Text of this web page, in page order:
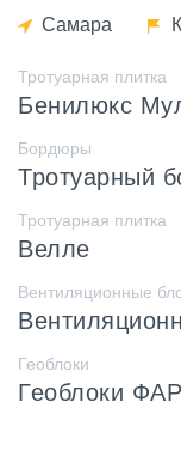
Самара
Тротуарная плитка
Бенилюкс
Бордюры
Тротуарный
Тротуарная плитка
Велле
Вентиляционные
Геоблоки
Геоблоки